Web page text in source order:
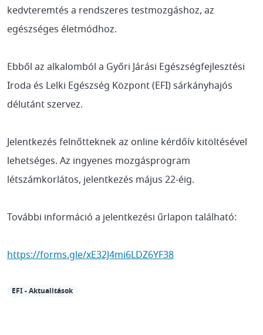
kedvteremtés a rendszeres testmozgáshoz, az
egészséges életmódhoz.
Ebből az alkalomból a Győri Járási Egészségfejlesztési
Iroda és Lelki Egészség Központ (EFI) sárkányhajós
délutánt szervez.
Jelentkezés felnőtteknek az online kérdőív kitöltésével
lehetséges. Az ingyenes mozgásprogram
létszámkorlátos, jelentkezés május 22-éig.
További információ a jelentkezési űrlapon található:
https://forms.gle/xE32J4mi6LDZ6YF38
EFI - Aktualitások